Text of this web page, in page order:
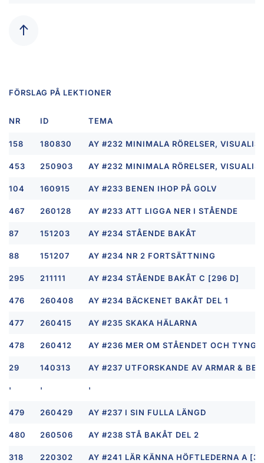
FÖRSLAG PÅ LEKTIONER
NR ID TEMA
158 180830 AY #232 MINIMALA RÖRELSER,
453 250903 AY #232 MINIMALA RÖRELSER,
104 160915 AY #233 BENEN IHOP PÅ GOLV
467 260128 AY #233 ATT LIGGA NER I STÅENDE
87 151203 AY #234 STÅENDE BAKÅT
88 151207 AY #234 NR 2 FORTSÄTTNING
295 211111 AY #234 STÅENDE BAKÅT C [296 D]
476 260408 AY #234 BÄCKENET BAKÅT DEL 1
477 260415 AY #235 SKAKA HÄLARNA
478 260412 AY #236 MER OM STÅENDET OCH
29 140313 AY #237 UTFORSKANDE AV ARMAR &
' ' '
479 260429 AY #237 I SIN FULLA LÄNGD
480 260506 AY #238 STÅ BAKÅT DEL 2
318 220302 AY #241 LÄR KÄNNA HÖFTLEDERNA A